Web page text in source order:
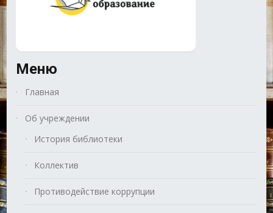
Меню
Главная
Об учреждении
История библиотеки
Коллектив
Противодействие коррупции